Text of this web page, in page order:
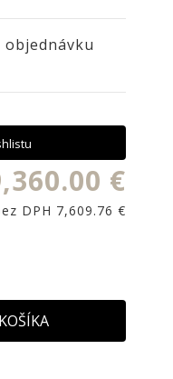
€
DPH 7,609.76 €